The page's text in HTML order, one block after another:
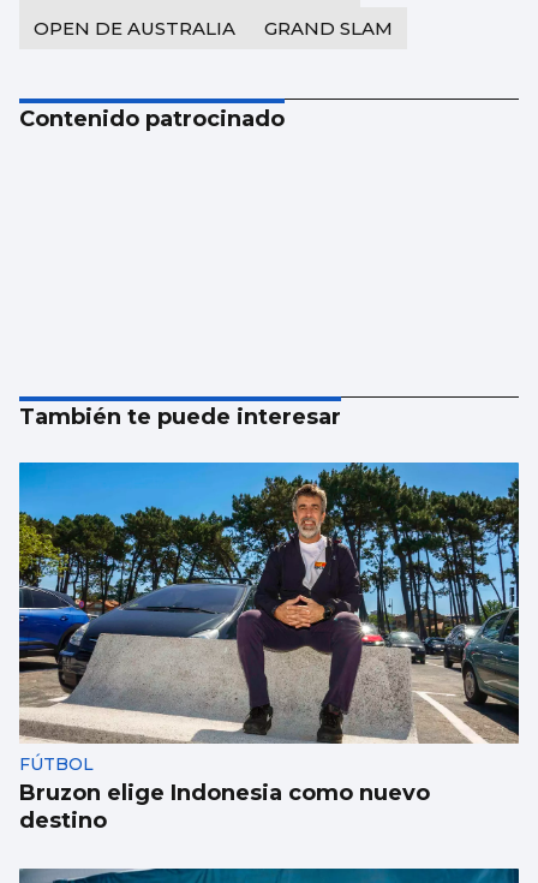
OPEN DE AUSTRALIA
GRAND SLAM
Contenido patrocinado
También te puede interesar
FÚTBOL
Bruzon elige Indonesia como nuevo
destino